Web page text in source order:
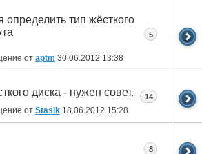
определить тип жёсткого
от aptm 30.06.2012 13:38
5
диска - нужен совет.
от Stasik 18.06.2012 15:28
14
8